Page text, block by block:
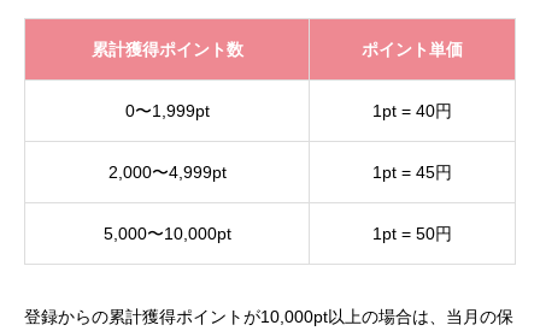
累計獲得ポイント数 ポイント単価
0〜1,999pt 1pt = 40円
2,000〜4,999pt 1pt = 45円
5,000〜10,000pt 1pt = 50円
登録からの累計獲得ポイントが10,000pt以上の場合は、当月の保